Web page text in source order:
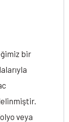
bir
veya